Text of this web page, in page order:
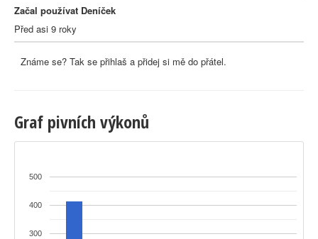
Začal používat Deníček
Před asi 9 roky
Známe se? Tak se přihlaš a přidej si mě do přátel.
Graf pivních výkonů
300
400
500